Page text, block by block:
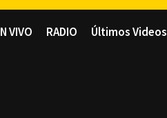
VIVO RADIO Últimos Videos